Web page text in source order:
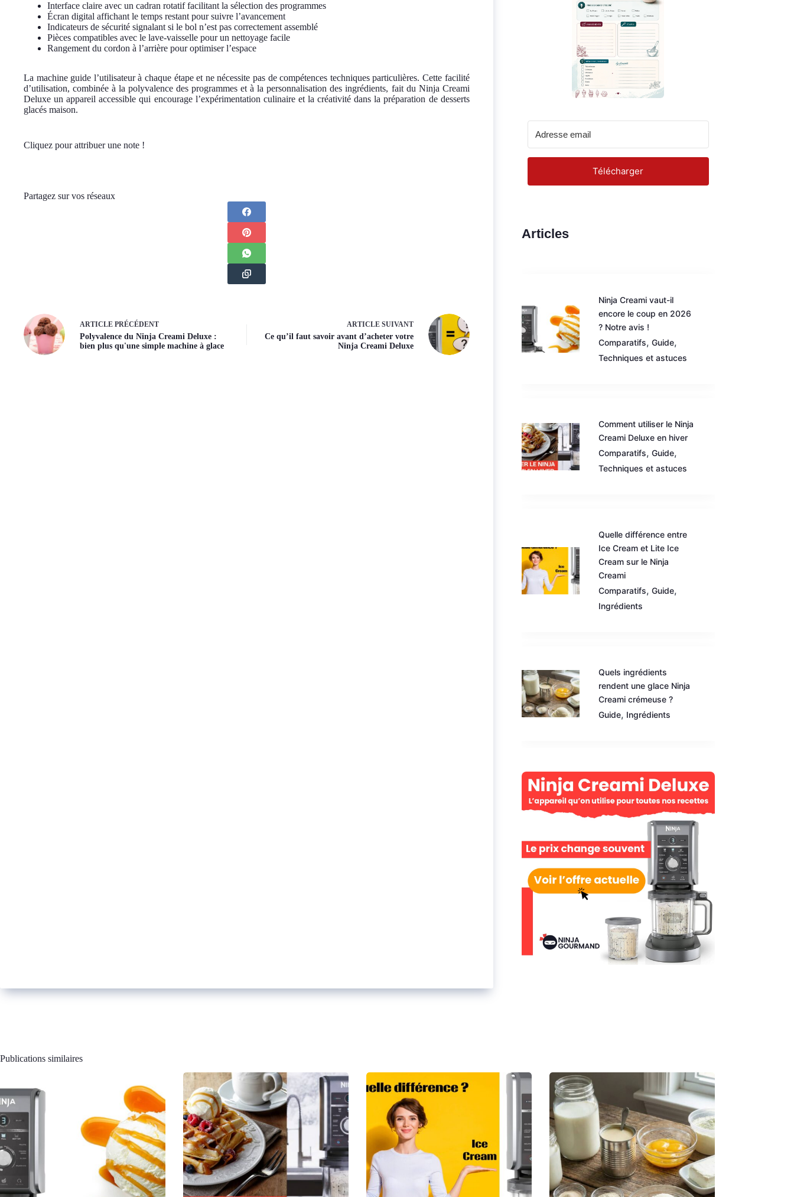
Interface claire avec un cadran rotatif facilitant la sélection des programmes
Écran digital affichant le temps restant pour suivre l’avancement
Indicateurs de sécurité signalant si le bol n’est pas correctement assemblé
Pièces compatibles avec le lave-vaisselle pour un nettoyage facile
Rangement du cordon à l’arrière pour optimiser l’espace
La machine guide l’utilisateur à chaque étape et ne nécessite pas de compétences techniques particulières. Cette facilité
d’utilisation, combinée à la polyvalence des programmes et à la personnalisation des ingrédients, fait du Ninja Creami
Deluxe un appareil accessible qui encourage l’expérimentation culinaire et la créativité dans la préparation de desserts
glacés maison.
Cliquez pour attribuer une note !
Partagez sur vos réseaux
ARTICLE PRÉCÉDENT
Polyvalence du Ninja Creami Deluxe :
bien plus qu'une simple machine à glace
ARTICLESUIVANT
Ce qu’il faut savoir avant d’acheter votre
Ninja Creami Deluxe
Télécharger
Articles
Ninja Creami vaut-il
encore le coup en 2026
? Notre avis !
Comparatifs, Guide,
Techniques et astuces
Comment utiliser le Ninja
Creami Deluxe en hiver
Comparatifs, Guide,
Techniques et astuces
Quelle différence entre
Ice Cream et Lite Ice
Cream sur le Ninja
Creami
Comparatifs, Guide,
Ingrédients
Quels ingrédients
rendent une glace Ninja
Creami crémeuse ?
Guide, Ingrédients
Publications similaires